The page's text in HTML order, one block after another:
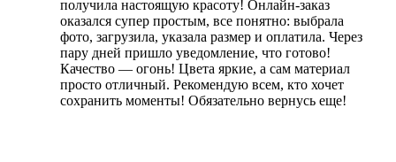
получила настоящую красоту! Онлайн-заказ
оказался супер простым, все понятно: выбрала
фото, загрузила, указала размер и оплатила. Через
пару дней пришло уведомление, что готово!
Качество — огонь! Цвета яркие, а сам материал
просто отличный. Рекомендую всем, кто хочет
сохранить моменты! Обязательно вернусь еще!